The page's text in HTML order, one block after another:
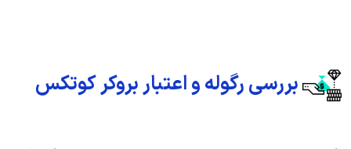
بررسی رگوله و اعتبار بروکر کوتکس